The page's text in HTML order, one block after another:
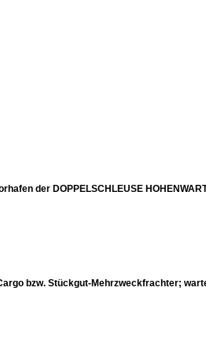
der DOPPELSCHLEUSE
bzw. Stückgut-Mehrzweckfrachter;